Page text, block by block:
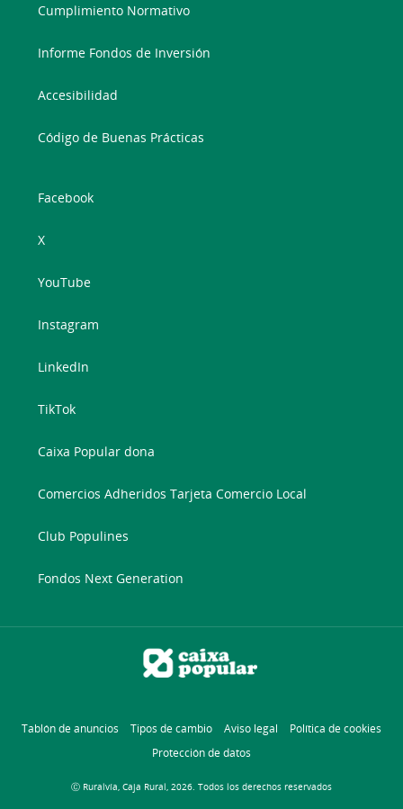
Cumplimiento Normativo
Informe Fondos de Inversión
Accesibilidad
Código de Buenas Prácticas
Facebook
X
YouTube
Instagram
LinkedIn
TikTok
Caixa Popular dona
Comercios Adheridos Tarjeta Comercio Local
Club Populines
Fondos Next Generation
Tablón de anuncios Tipos de cambio Aviso legal
Política de cookies
Protección de datos
Ⓒ Ruralvía, Caja Rural, 2026. Todos los derechos reservados